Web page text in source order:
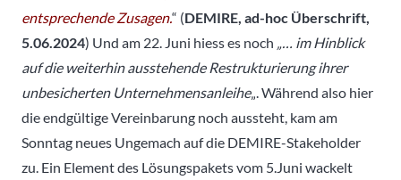
entsprechende Zusagen.“ (DEMIRE, ad-hoc Überschrift,
5.06.2024) Und am 22. Juni hiess es noch „… im Hinblick
auf die weiterhin ausstehende Restrukturierung ihrer
unbesicherten Unternehmensanleihe„. Während also hier
die endgültige Vereinbarung noch aussteht, kam am
Sonntag neues Ungemach auf die DEMIRE-Stakeholder
zu. Ein Element des Lösungspakets vom 5.Juni wackelt